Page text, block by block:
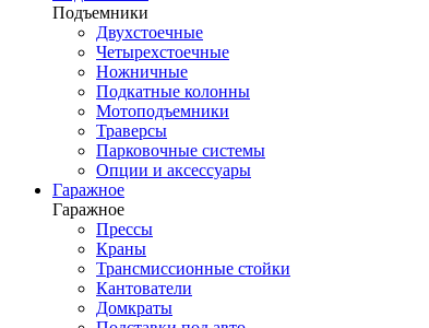
Подъемники
Двухстоечные
Четырехстоечные
Ножничные
Подкатные колонны
Мотоподъемники
Траверсы
Парковочные системы
Опции и аксессуары
Гаражное
Гаражное
Прессы
Краны
Трансмиссионные стойки
Кантователи
Домкраты